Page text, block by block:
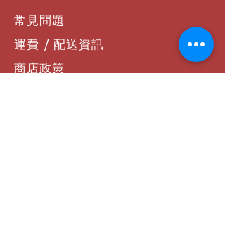
常見問題
運費 / 配送資訊
商店政策